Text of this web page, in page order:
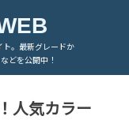
ト。最新グレードか
どを公開中！
人気カラー